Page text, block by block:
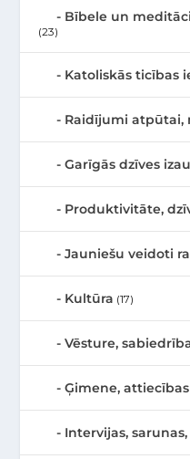
Bībele un
(23)
Katoliskās ticības
Raidījumi atpūtai,
Garīgās dzīves
Produktivitāte,
Jauniešu veidoti
Kultūra (17)
Vēsture,
Ģimene, attiecības
Intervijas,